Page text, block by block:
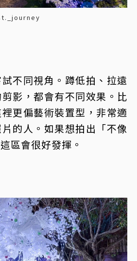
不同視角。蹲低拍、拉遠
影，都會有不同效果。比
更偏藝術裝置型，非常適
的人。如果想拍出「不像
區會很好發揮。